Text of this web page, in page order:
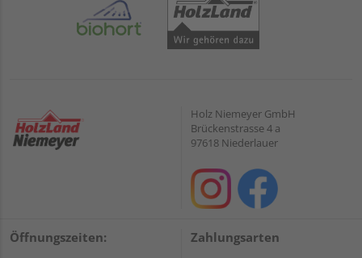
Holz Niemeyer GmbH
Brückenstrasse 4 a
97618 Niederlauer
Öffnungszeiten: Zahlungsarten